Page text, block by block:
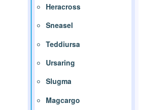
Heracross
Sneasel
Teddiursa
Ursaring
Slugma
Magcargo